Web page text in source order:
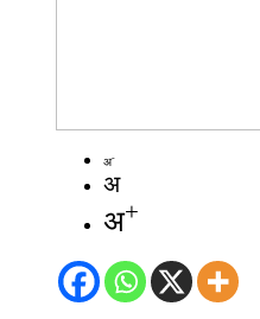
अ-
अ
अ+